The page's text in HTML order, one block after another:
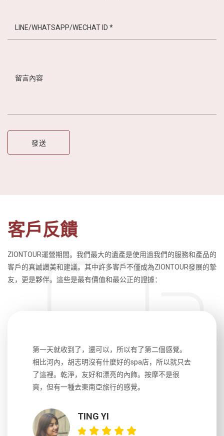
客戶反饋
ZIONTOUR運營期間。我們最大的遺產是使用過我們的服務和產品的
客戶的真誠讚美和建議。其中許多客戶不僅成為ZIONTOUR發展的摯
友，更是夥伴。這些是最有價值和最公正的證據：
第一天就收到了，還可以，所以有了第二個感覺。
相比河內，胡志明沒有什麼好的spa店，所以就只去
了這裡。乾淨，友好和漂亮的內飾。按摩不是很
爽，但有一種去東南亞旅行的感覺。
TING YI